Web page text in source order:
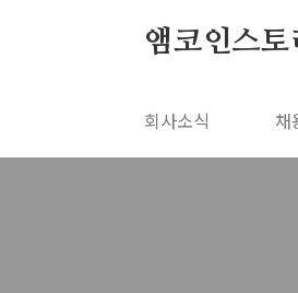
앰코인스토
회사소식 채